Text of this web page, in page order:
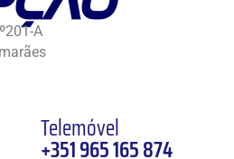
A
Telemóvel
+351 965 165 874